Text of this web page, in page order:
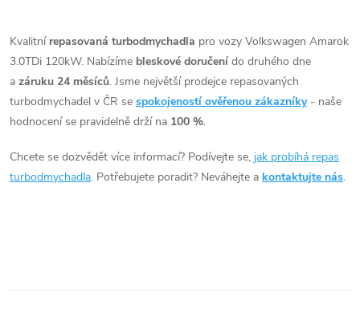
ů
ů
v
l
á
a
Kvalitní repasovaná turbodmychadla pro vozy Volkswagen Amarok
3.0TDi 120kW. Nabízíme bleskové doručení do druhého dne
a záruku 24 měsíců. Jsme největší prodejce repasovaných
turbodmychadel v ČR se spokojeností ověřenou zákazníky - naše
hodnocení se pravidelně drží na 100 %.
Chcete se dozvědět více informací? Podívejte se, jak probíhá repas
turbodmychadla. Potřebujete poradit? Neváhejte a kontaktujte nás.